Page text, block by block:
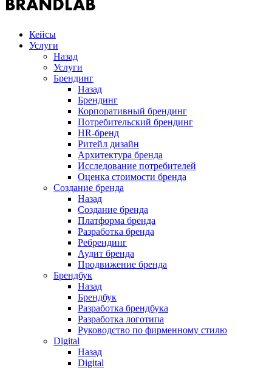
Кейсы
Услуги
Назад
Услуги
Брендинг
Назад
Брендинг
Корпоративный брендинг
Потребительский брендинг
НR-бренд
Ритейл дизайн
Архитектура бренда
Исследование потребителей
Оценка стоимости бренда
Создание бренда
Назад
Создание бренда
Платформа бренда
Разработка бренда
Ребрендинг
Аудит бренда
Продвижение бренда
Брендбук
Назад
Брендбук
Разработка брендбука
Разработка логотипа
Руководство по фирменному стилю
Digital
Назад
Digital